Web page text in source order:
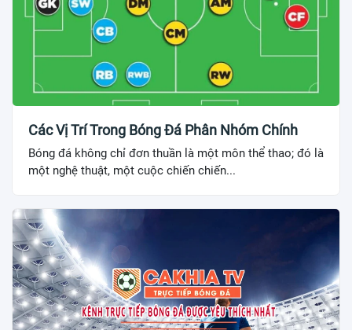
Các Vị Trí Trong Bóng Đá Phân Nhóm Chính
Bóng đá không chỉ đơn thuần là một môn thể thao; đó là
một nghệ thuật, một cuộc chiến chiến...